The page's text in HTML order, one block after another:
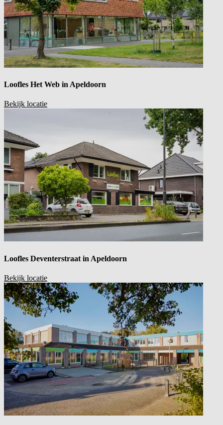
Loofles Het Web in Apeldoorn
Bekijk locatie
Loofles Deventerstraat in Apeldoorn
Bekijk locatie